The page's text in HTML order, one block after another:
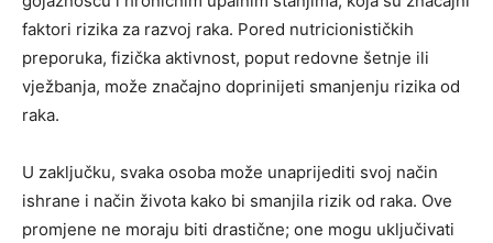
faktori rizika za razvoj raka. Pored nutricionističkih
preporuka, fizička aktivnost, poput redovne šetnje ili
vježbanja, može značajno doprinijeti smanjenju rizika od
raka.
U zaključku, svaka osoba može unaprijediti svoj način
ishrane i način života kako bi smanjila rizik od raka. Ove
promjene ne moraju biti drastične; one mogu uključivati